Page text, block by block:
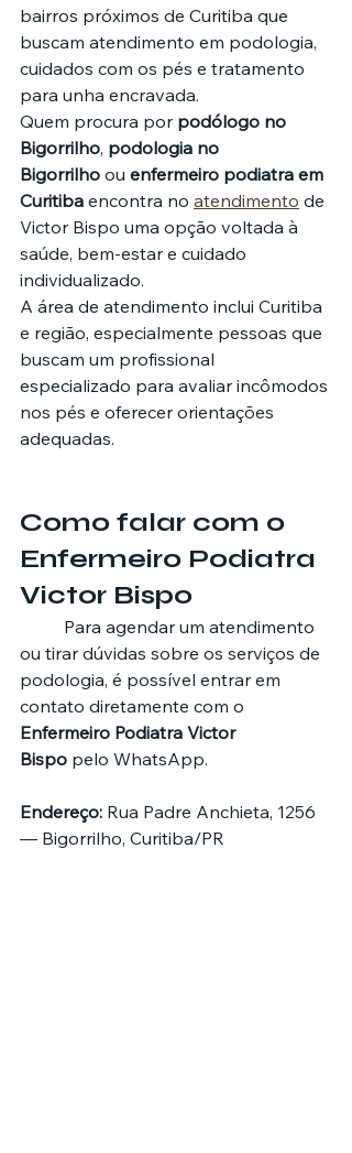
bairros próximos de Curitiba que
buscam atendimento em podologia,
cuidados com os pés e tratamento
para unha encravada.
Quem procura por podólogo no
Bigorrilho, podologia no
Bigorrilho ou enfermeiro podiatra em
Curitiba encontra no atendimento de
Victor Bispo uma opção voltada à
saúde, bem-estar e cuidado
individualizado.
A área de atendimento inclui Curitiba
e região, especialmente pessoas que
buscam um profissional
especializado para avaliar incômodos
nos pés e oferecer orientações
adequadas.
Como falar com o
Enfermeiro Podiatra
Victor Bispo
ou tirar dúvidas sobre os serviços de
podologia, é possível entrar em
contato diretamente com o
Enfermeiro Podiatra Victor
Bispo pelo WhatsApp.
Endereço: Rua Padre Anchieta, 1256
— Bigorrilho, Curitiba/PR